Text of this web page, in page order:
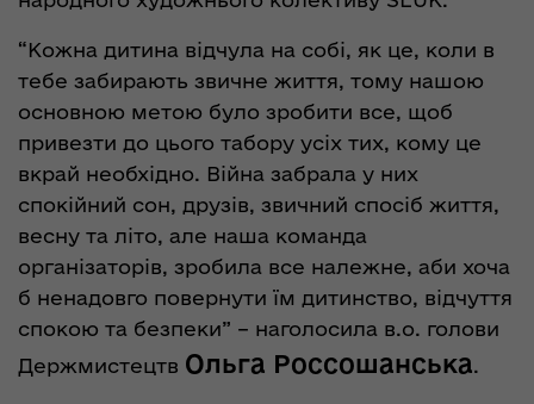
“Кожна дитина відчула на собі, як це, коли в
тебе забирають звичне життя, тому нашою
основною метою було зробити все, щоб
привезти до цього табору усіх тих, кому це
вкрай необхідно. Війна забрала у них
спокійний сон, друзів, звичний спосіб життя,
весну та літо, але наша команда
організаторів, зробила все належне, аби хоча
б ненадовго повернути їм дитинство, відчуття
спокою та безпеки” – наголосила в.о. голови
Держмистецтв Ольга Россошанська.